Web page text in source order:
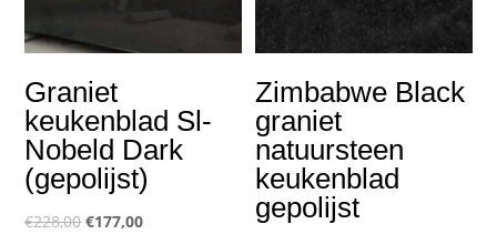
Graniet
keukenblad Sl-
Nobeld Dark
(gepolijst)
€228,00Oorspronkelijke
€177,00Huidige
Zimbabwe Black
graniet
natuursteen
keukenblad
gepolijst